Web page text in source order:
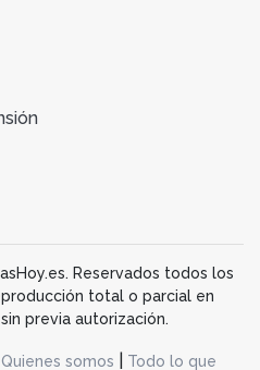
Reservados todos los
total o parcial en
previa autorización.
Quienes somos Todo lo que